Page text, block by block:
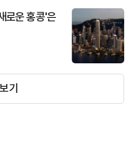
로운 홍콩'은
기